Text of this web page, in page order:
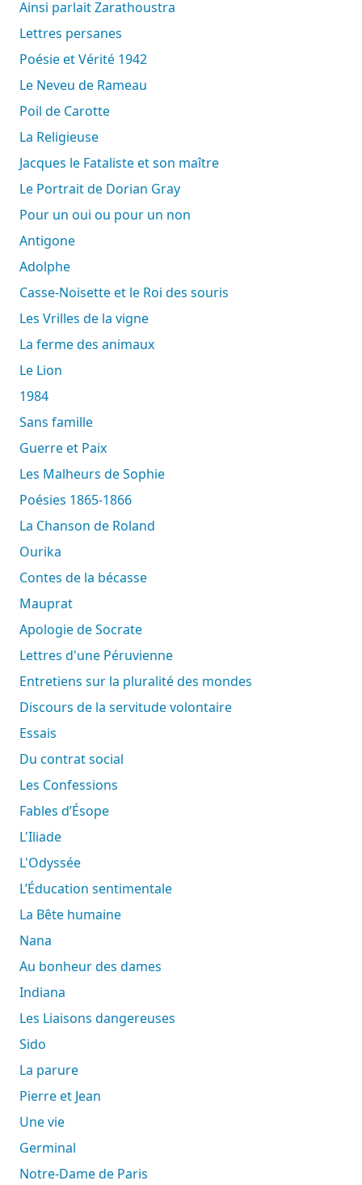
Ainsi parlait Zarathoustra
Lettres persanes
Poésie et Vérité 1942
Le Neveu de Rameau
Poil de Carotte
La Religieuse
Jacques le Fataliste et son maître
Le Portrait de Dorian Gray
Pour un oui ou pour un non
Antigone
Adolphe
Casse-Noisette et le Roi des souris
Les Vrilles de la vigne
La ferme des animaux
Le Lion
1984
Sans famille
Guerre et Paix
Les Malheurs de Sophie
Poésies 1865-1866
La Chanson de Roland
Ourika
Contes de la bécasse
Mauprat
Apologie de Socrate
Lettres d'une Péruvienne
Entretiens sur la pluralité des mondes
Discours de la servitude volontaire
Essais
Du contrat social
Les Confessions
Fables d’Ésope
L'Iliade
L'Odyssée
L’Éducation sentimentale
La Bête humaine
Nana
Au bonheur des dames
Indiana
Les Liaisons dangereuses
Sido
La parure
Pierre et Jean
Une vie
Germinal
Notre-Dame de Paris